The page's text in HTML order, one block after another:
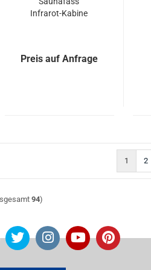
Infrarot-Kabine
Preis auf Anfrage
1 2
94)